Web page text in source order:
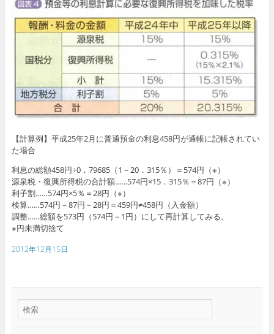
【計算例】平成25年2月に普通預金の利息458円が通帳に記帳されてい
た場合
利息の総額458円÷0．79685（1－20．315％）＝574円（※）
源泉税・復興所得税の合計額……574円×15．315％＝87円（※）
利子割……574円×5％＝28円（※）
検算……574円－87円－28円＝459円≠458円（入金額）
調整……総額を573円（574円－1円）にして再計算してみる。
※円未満切捨て
2012年12月15日